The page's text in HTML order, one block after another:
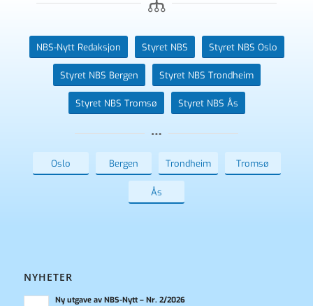
NBS-Nytt Redaksjon Styret NBS Styret NBS Oslo
Styret NBS Bergen Styret NBS Trondheim
Styret NBS Tromsø Styret NBS Ås
Oslo Bergen Trondheim Tromsø
Ås
NYHETER
Ny utgave av NBS-Nytt – Nr. 2/2026